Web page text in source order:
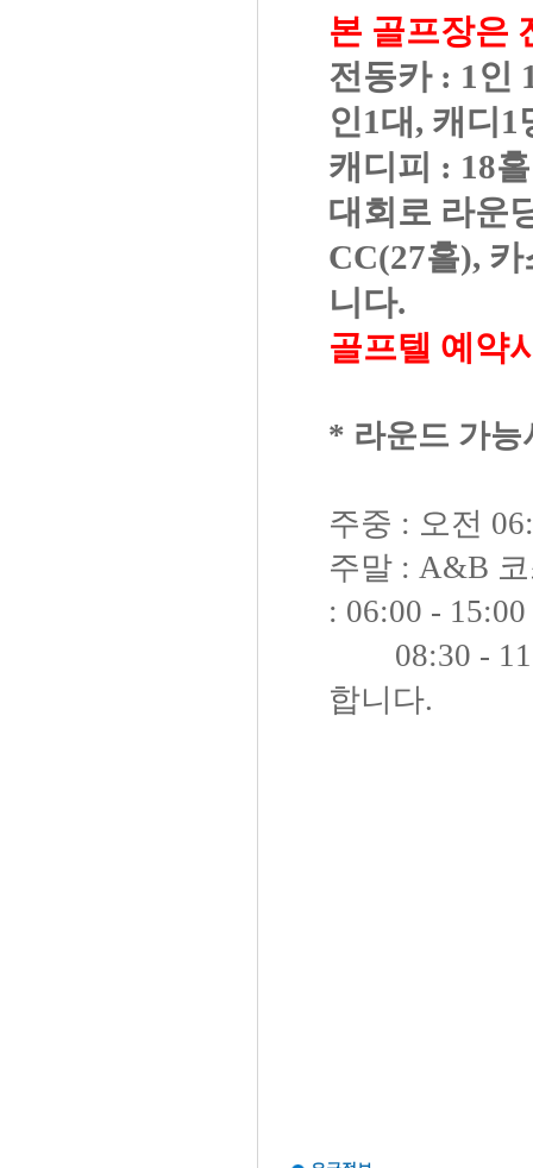
본 골프장은
전동카 : 1인
인1대, 캐디1
캐디피 : 18
대회로 라운
CC(27홀),
니다.
골프텔 예약
* 라운드 가능
주중 : 오전
주말 : A&B
: 06:00 -
08:30 -
합니다.